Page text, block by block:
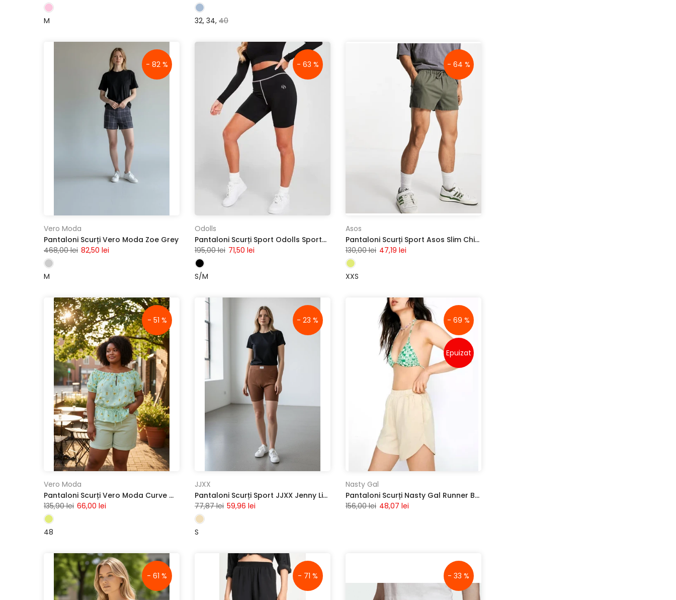
M 32 34 40
- 82 %
Vero Moda
Pantaloni Scurți Vero Moda Zoe Grey
468,00 lei 82,50 lei
M
- 63 %
Odolls
Pantaloni Scurți Sport Odolls Sports Black
195,00 lei 71,50 lei
S/M
- 64 %
Asos
Pantaloni Scurți Sport Asos Slim Chino Green
130,00 lei 47,19 lei
XXS
- 51 %
Vero Moda
Pantaloni Scurți Vero Moda Curve Green
135,90 lei 66,00 lei
48
- 23 %
JJXX
Pantaloni Scurți Sport JJXX Jenny Light Beige
77,87 lei 59,96 lei
S
- 69 %
Epuizat
Nasty Gal
Pantaloni Scurți Nasty Gal Runner Beige
156,00 lei 48,07 lei
- 61 % - 71 % - 33 %